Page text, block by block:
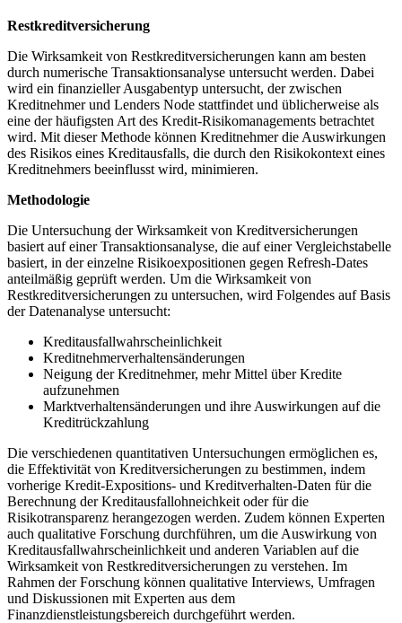
Restkreditversicherung
Die Wirksamkeit von Restkreditversicherungen kann am besten
durch numerische Transaktionsanalyse⁣ untersucht werden. Dabei
wird ein finanzieller Ausgabentyp untersucht, der zwischen
Kreditnehmer und Lenders⁣ Node stattfindet und üblicherweise als
eine der ​häufigsten Art ‍des Kredit-Risikomanagements ‍betrachtet
wird. Mit dieser Methode können ⁢Kreditnehmer die ⁤Auswirkungen
des Risikos eines Kreditausfalls, ‌die durch den Risikokontext​ eines
Kreditnehmers beeinflusst wird, minimieren.‌
Methodologie
Die⁢ Untersuchung der Wirksamkeit von‌ Kreditversicherungen⁣
basiert auf einer Transaktionsanalyse, die⁣ auf einer Vergleichstabelle
basiert, in​ der einzelne‌ Risikoexpositionen gegen⁢ Refresh-Dates
anteilmäßig‌ geprüft werden. Um die Wirksamkeit ⁢von
‍Restkreditversicherungen ⁢zu untersuchen, wird Folgendes‌ auf ⁢Basis
der Datenanalyse untersucht:
Kreditausfallwahrscheinlichkeit
‌Kreditnehmerverhaltensänderungen
‌Neigung der⁣ Kreditnehmer, mehr Mittel über Kredite
aufzunehmen
Marktverhaltensänderungen und ihre Auswirkungen ⁣auf die
Kreditrückzahlung
Die verschiedenen quantitativen Untersuchungen ⁣ermöglichen es,
die Effektivität von Kreditversicherungen zu bestimmen, indem
vorherige Kredit-Expositions- und Kreditverhalten-Daten für die
⁢Berechnung der ⁢Kreditausfallohneichkeit oder für die
Risikotransparenz herangezogen werden.⁤ Zudem können Experten
auch ‍qualitative Forschung durchführen, um die Auswirkung von
Kreditausfallwahrscheinlichkeit und ⁢anderen Variablen​ auf die
Wirksamkeit von Restkreditversicherungen⁣ zu verstehen. Im
Rahmen‍ der Forschung können‍ qualitative Interviews, Umfragen​
und Diskussionen mit Experten aus ⁤dem
Finanzdienstleistungsbereich ‌durchgeführt werden.